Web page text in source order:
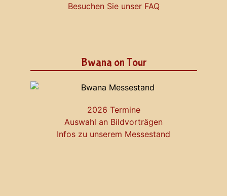
Besuchen Sie unser FAQ
Bwana on Tour
2026 Termine
Auswahl an Bildvorträgen
Infos zu unserem Messestand